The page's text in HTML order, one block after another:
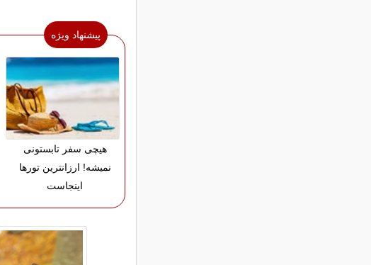
پیشنهاد ویژه
هیچی سفر تابستونی
نمیشه! ارزانترین تورها
اینجاست